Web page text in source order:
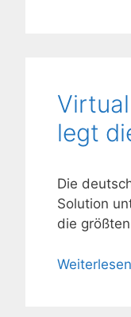
legt
Die
Solution
die